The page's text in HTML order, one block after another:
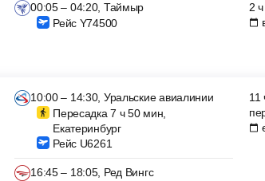
00:05 – 04:20, Таймыр
Рейс Y74500
2
10:00 – 14:30, Уральские авиалинии
Пересадка 7 ч 50 мин,
Екатеринбург
Рейс U6261
16:45 – 18:05, Ред Вингс
11